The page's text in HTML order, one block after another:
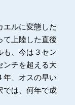
エルに変態した
て上陸した直後
も、今は３セン
ンチを超える大
年、オスの早い
では、何年で成